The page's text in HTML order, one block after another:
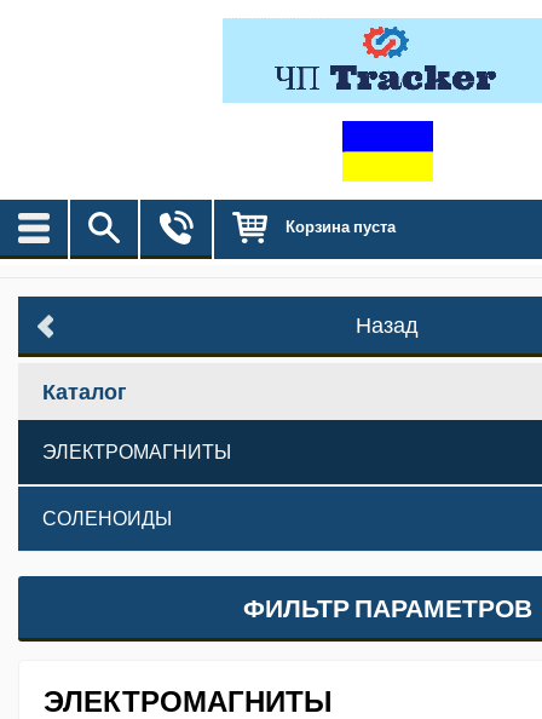
Корзина пуста
Назад
Каталог
ЭЛЕКТРОМАГНИТЫ
СОЛЕНОИДЫ
ФИЛЬТР ПАРАМЕТРОВ
ЭЛЕКТРОМАГНИТЫ